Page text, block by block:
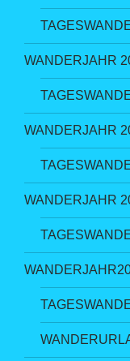
WANDERJAHR
WANDERJAHR
WANDERJAHR